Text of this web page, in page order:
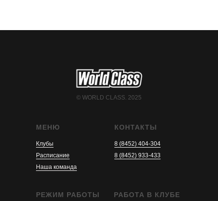
© WORLD CLASS. 2025
МЕНЮ
РЕЖИМ РАБОТЫ
Клубы
Расписание
Наша команда
КОНТАКТЫ
8 (8452) 404-304
8 (8452) 933-433
РАБОТА В КЛУБЕ